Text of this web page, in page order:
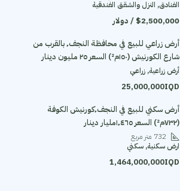
الفنادق, النزل والشقق الفندقية
$2,500,000 / دولار
أرض زراعي للبيع في محافظة النجف٬ بالقرب من
شارع الكورنيش (١٥٠م²) السعر ٢٥ مليون دينار
أرض زراعية, زراعي
25,000,000IQD
أرض سكني للبيع في النجف٬كورنيش الكوفة
(٧٣٢م²) السعر ١٬٤٦٥مليار دينار
732 متر مربع
ارض سكنية, سكني
1,464,000,000IQD